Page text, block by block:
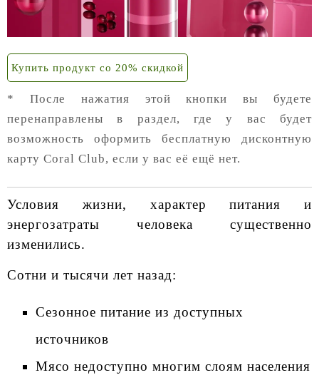
Купить продукт со 20% скидкой
* После нажатия этой кнопки вы будете
перенаправлены в раздел, где у вас будет
возможность оформить бесплатную дисконтную
карту Coral Club, если у вас её ещё нет.
Условия жизни, характер питания и
энергозатраты человека существенно
изменились.
Сотни и тысячи лет назад:
Сезонное питание из доступных
источников
Мясо недоступно многим слоям населения